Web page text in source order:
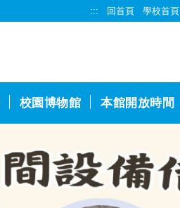
::: 回首頁 學校首頁
校園博物館 本館開放時間